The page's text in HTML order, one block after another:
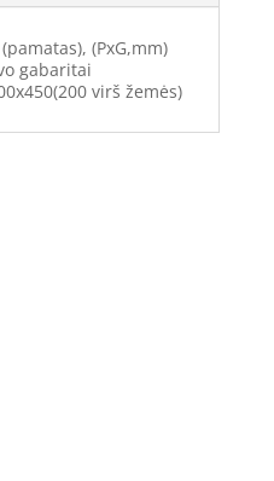
(PxG,mm)
gabaritai
virš žemės)